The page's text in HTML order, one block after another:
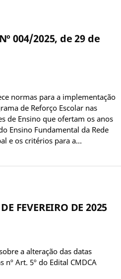
004/2025, de 29 de
normas para a implementação
de Reforço Escolar nas
de Ensino que ofertam os anos
Ensino Fundamental da Rede
e os critérios para a…
FEVEREIRO DE 2025
a alteração das datas
nº Art. 5º do Edital CMDCA